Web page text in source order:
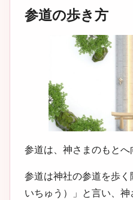
参道の歩き方
参道は、神さまのもとへ
参道は神社の参道を歩
いちゅう）」と言い、